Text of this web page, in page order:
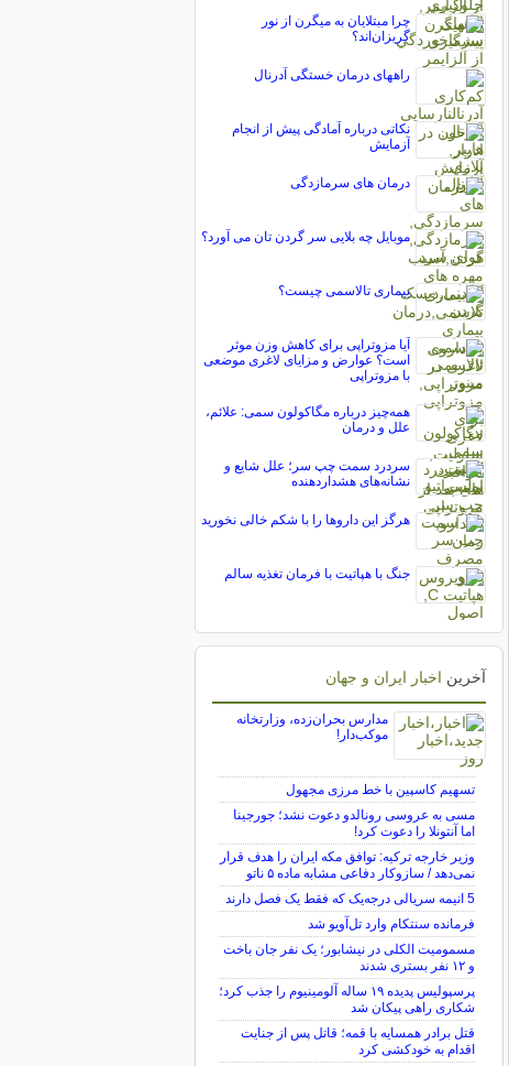
چرا مبتلایان به میگرن از نور
گریزان‌اند؟
راههای درمان خستگی آدرنال
نکاتی درباره آمادگی پیش از انجام
آزمایش
درمان های سرمازدگی
موبایل چه بلایی سر گردن تان می آورد؟
بیماری تالاسمی چیست؟
آیا مزوتراپی برای کاهش وزن موثر
است؟ عوارض و مزایای لاغری موضعی
با مزوتراپی
همه‌چیز درباره مگاکولون سمی: علائم،
علل و درمان
سردرد سمت چپ سر؛ علل شایع و
نشانه‌های هشداردهنده
هرگز این داروها را با شکم خالی نخورید
جنگ با هپاتیت با فرمان تغذیه سالم
آخرین اخبار ایران و جهان
مدارس بحران‌زده، وزارتخانه
موکب‌دار!
تسهیم کاسپین با خط مرزی مجهول
مسی به عروسی رونالدو دعوت نشد؛ جورجینا
اما آنتونلا را دعوت کرد!
وزیر خارجه ترکیه: توافق مکه ایران را هدف قرار
نمی‌دهد / سازوکار دفاعی مشابه ماده ۵ ناتو
5 انیمه سریالی درجه‌یک که فقط یک فصل دارند
فرمانده سنتکام وارد تل‌آویو شد
مسمومیت الکلی در نیشابور؛ یک نفر جان باخت
و ۱۲ نفر بستری شدند
پرسپولیس پدیده ۱۹ ساله آلومینیوم را جذب کرد؛
شکاری راهی پیکان شد
قتل برادر همسایه با قمه؛ قاتل پس از جنایت
اقدام به خودکشی کرد